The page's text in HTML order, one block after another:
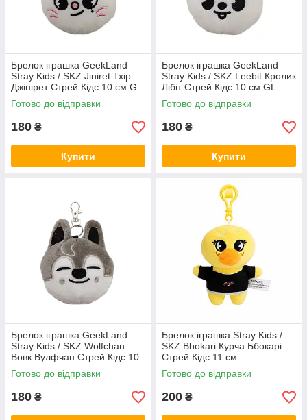
Брелок іграшка GeekLand
Stray Kids / SKZ Jiniret Тхір
Джінірет Стрей Кідс 10 см G
SKZ J08
Готово до відправки
180 ₴
Купити
Брелок іграшка GeekLand
Stray Kids / SKZ Leebit Кролик
Лібіт Стрей Кідс 10 см GL
SKZ L 06
Готово до відправки
180 ₴
Купити
Брелок іграшка GeekLand
Stray Kids / SKZ Wolfchan
Вовк Вулфчан Стрей Кідс 10
см G SKZ04
Готово до відправки
180 ₴
Брелок іграшка Stray Kids /
SKZ Bbokari Курча Ббокарі
Стрей Кідс 11 см
Готово до відправки
200 ₴